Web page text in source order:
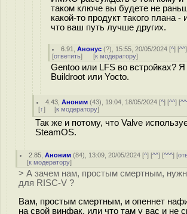
таком ключе вы будете не
какой-то продукт такого плана
что ваш путь лучше других.
6.91 ,Анонус (?), 15:55, 20/05/2024 [^] [^^
[ответить] [к модератору]
Gentoo или LFS во встройках?
Buildroot или Yocto.
4.43 ,Аноним (43), 19:04, 18/05/2024 [^] [^^] [
[↑] [к модератору]
Так же и потому, что Valve
SteamOS.
2.85 ,Аноним (84), 13:09, 20/05/2024 [^] [^^] [^^^] [
[к модератору]
> А зачем нам, простым смертным,
для RISC-V ?
Вам, простым смертным, и опеннет
на свой винфак, или что там у вас и не